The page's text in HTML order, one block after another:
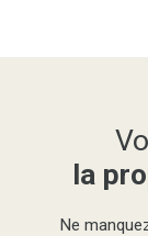
la
Ne